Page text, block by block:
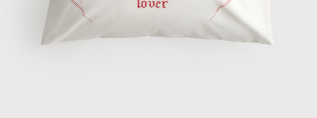
БАР НАВОЛОЧЕК